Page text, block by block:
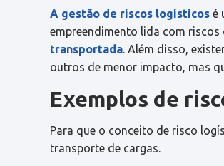
A gestão de riscos logísticos é
empreendimento lida com
transportada . Além disso,
outros de menor impacto, mas
Exemplos de
Para que o conceito de risco
transporte de cargas.